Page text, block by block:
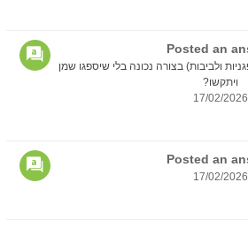
Posted an
ולביבות) בצורה נכונה בלי שיספגו שמן
ויתקשו?
17/02/2026
Posted an
17/02/2026